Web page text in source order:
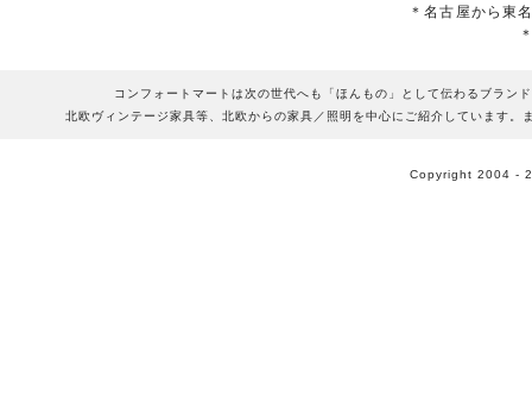
＊名古屋から東
コンフォートマートは次の世代へも「ほんもの」として伝わるブラン
北欧ヴィンテージ家具等、北欧からの家具／照明を中心にご紹介しています
Copyright 2004 -